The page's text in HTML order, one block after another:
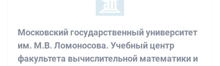
Московский государственный университет
им. М.В. Ломоносова. Учебный центр
факультета вычислительной математики и